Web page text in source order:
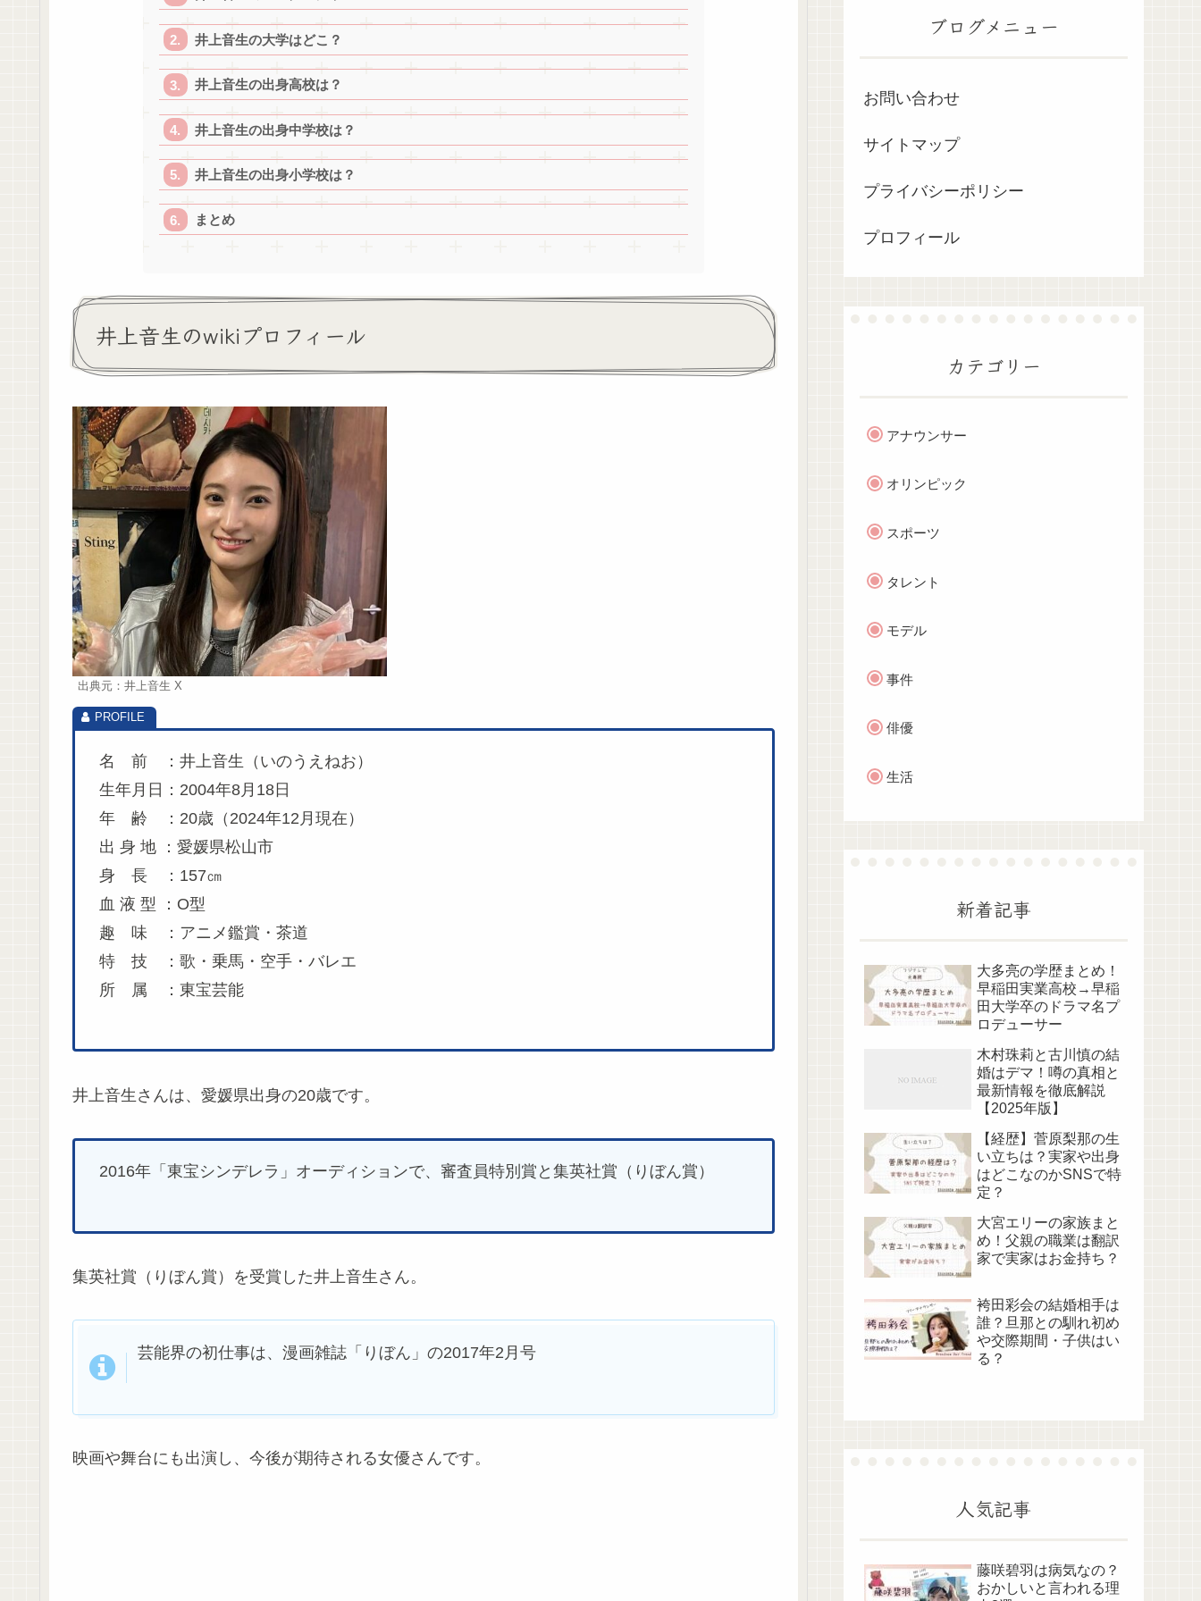
井上音生の大学はどこ？
井上音生の出身高校は？
井上音生の出身中学校は？
井上音生の出身小学校は？
まとめ
井上音生のwikiプロフィール
出典元：井上音生 X
名 前 ：井上音生（いのうえねお）
生年月日：2004年8月18日
年 齢 ：20歳（2024年12月現在）
出 身 地 ：愛媛県松山市
身 長 ：157㎝
血 液 型 ：O型
趣 味 ：アニメ鑑賞・茶道
特 技 ：歌・乗馬・空手・バレエ
所 属 ：東宝芸能
井上音生さんは、愛媛県出身の20歳です。
2016年「東宝シンデレラ」オーディションで、審査員特別賞と集英社賞（りぼん賞）
集英社賞（りぼん賞）を受賞した井上音生さん。
芸能界の初仕事は、漫画雑誌「りぼん」の2017年2月号
映画や舞台にも出演し、今後が期待される女優さんです。
ブログメニュー
お問い合わせ
サイトマップ
プライバシーポリシー
プロフィール
カテゴリー
アナウンサー
オリンピック
スポーツ
タレント
モデル
事件
俳優
生活
新着記事
大多亮の学歴まとめ！
早稲田実業高校→早稲
田大学卒のドラマ名プ
ロデューサー
木村珠莉と古川慎の結
婚はデマ！噂の真相と
最新情報を徹底解説
【2025年版】
【経歴】菅原梨那の生
い立ちは？実家や出身
はどこなのかSNSで特
定？
大宮エリーの家族まと
め！父親の職業は翻訳
家で実家はお金持ち？
袴田彩会の結婚相手は
誰？旦那との馴れ初め
や交際期間・子供はい
る？
人気記事
藤咲碧羽は病気なの？
おかしいと言われる理